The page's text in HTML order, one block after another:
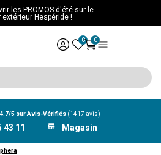
les PROMOS d'été sur le
extérieur Hespéride !
0 0
4.7/5 sur Avis-Vérifiés (1417 avis)
43 11 Magasin